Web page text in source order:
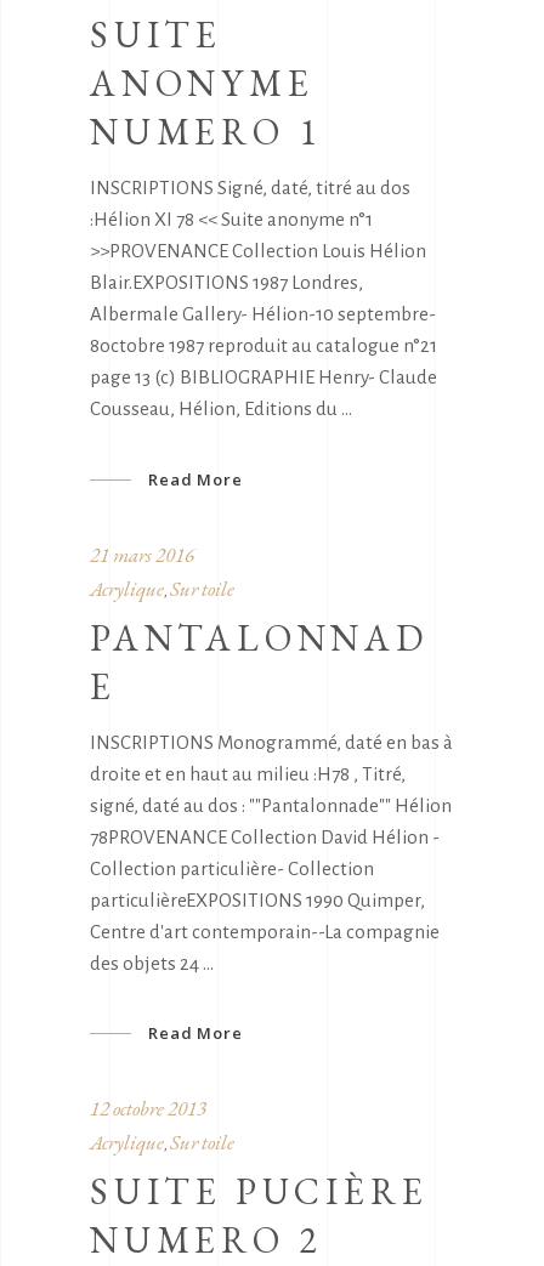
SUITE
ANONYME
NUMERO 1
INSCRIPTIONS Signé, daté, titré au dos
:Hélion XI 78 << Suite anonyme n°1
>>PROVENANCE Collection Louis Hélion
Blair.EXPOSITIONS 1987 Londres,
Albermale Gallery- Hélion-10 septembre-
8octobre 1987 reproduit au catalogue n°21
page 13 (c) BIBLIOGRAPHIE Henry- Claude
Cousseau, Hélion, Editions du
Read More
21 mars 2016
Acrylique Sur toile
PANTALONNAD
E
INSCRIPTIONS Monogrammé, daté en bas à
droite et en haut au milieu :H78 , Titré,
signé, daté au dos : ""Pantalonnade"" Hélion
78PROVENANCE Collection David Hélion -
Collection particulière- Collection
particulièreEXPOSITIONS 1990 Quimper,
Centre d'art contemporain--La compagnie
des objets 24
Read More
12 octobre 2013
Acrylique, Sur toile
SUITE PUCIÈRE
NUMERO 2